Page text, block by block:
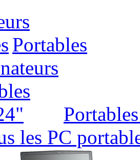
Portables
les PC